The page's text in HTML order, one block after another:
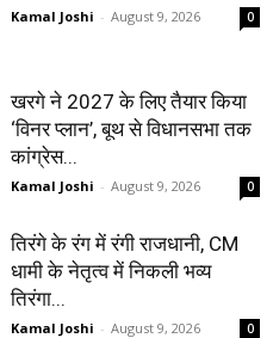
Kamal Joshi - August 9, 2026 0
खरगे ने 2027 के लिए तैयार किया
‘विनर प्लान’, बूथ से विधानसभा तक
कांग्रेस...
Kamal Joshi - August 9, 2026 0
तिरंगे के रंग में रंगी राजधानी, CM
धामी के नेतृत्व में निकली भव्य
तिरंगा...
Kamal Joshi - August 9, 2026 0